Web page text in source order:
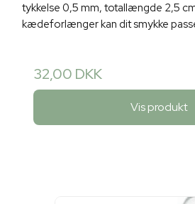
tykkelse 0,5 mm, totallængde 2,5
kædeforlænger kan dit smykke
32,00 DKK
Vis produkt